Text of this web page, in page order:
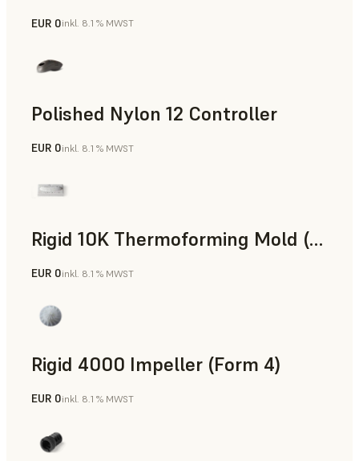
Zahnmedizin
EUR 0inkl. 8.1 % MWST
Polished Nylon 12 Controller
SLS-Pulver
EUR 0inkl. 8.1 % MWST
Rigid 10K Thermoforming Mold (Form 4)
Technik
EUR 0inkl. 8.1 % MWST
Rigid 4000 Impeller (Form 4)
Technik
EUR 0inkl. 8.1 % MWST